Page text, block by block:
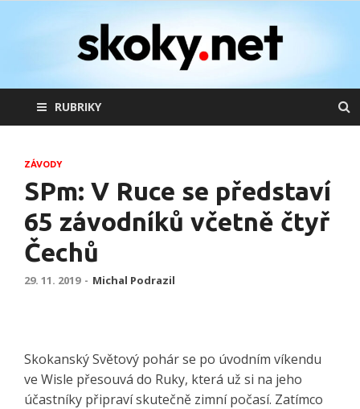
skoky.net
skoky na lyžích
RUBRIKY
ZÁVODY
SPm: V Ruce se představí
65 závodníků včetně čtyř
Čechů
29. 11. 2019 - Michal Podrazil
Skokanský Světový pohár se po úvodním víkendu
ve Wisle přesouvá do Ruky, která už si na jeho
účastníky připraví skutečně zimní počasí. Zatímco